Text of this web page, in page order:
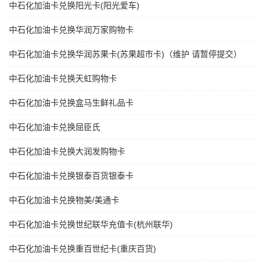
中石化加油卡兑换阳光卡(阳光爱车)
中石化加油卡兑换华润万家购物卡
中石化加油卡兑换华润苏果卡(苏果超市卡)（维护 请暂停提交）
中石化加油卡兑换天虹购物卡
中石化加油卡兑换盒马生鲜礼品卡
中石化加油卡兑换屈臣氏
中石化加油卡兑换大润发购物卡
中石化加油卡兑换银泰百货银泰卡
中石化加油卡兑换物美/美通卡
中石化加油卡兑换世纪联华充值卡(杭州联华)
中石化加油卡兑换重百世纪卡(重庆百货)